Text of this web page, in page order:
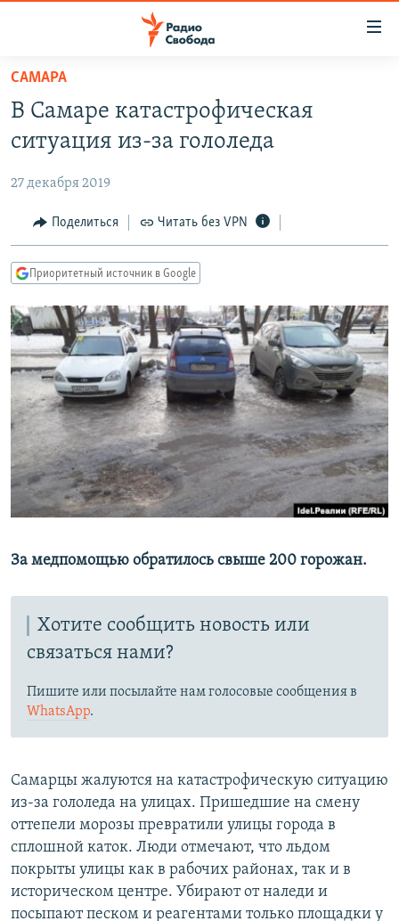
упрощенного
доступа
основному
Вернутся
главной
навигации
Вернутся
поиску
ПОДКАСТЫ
АВТОРСКИЕ ПРОЕКТЫ
ЦИТАТЫ СВОБОДЫ
МНЕНИЯ
IDEL.РЕАЛИИ
КАВКАЗ.РЕАЛИИ
СЕВЕР.РЕАЛИИ
СИБИРЬ.РЕАЛИИ
РАСПИСАНИЕ ВЕЩАНИЯ
ПОДПИШИТЕСЬ НА РАССЫЛКУ
СОЦИАЛЬНЫЕ СЕТИ
Все сайты РСЕ/РС
САМАРА
В Самаре катастрофическая
ситуация из-за гололеда
27 декабря 2019
Поделиться Читать без VPN
Приоритетный источник в Google
За медпомощью обратилось свыше 200 горожан.
Хотите сообщить новость или
связаться нами?
Пишите или посылайте нам голосовые сообщения в
WhatsApp.
Самарцы жалуются на катастрофическую ситуацию
из-за гололеда на улицах. Пришедшие на смену
оттепели морозы превратили улицы города в
сплошной каток. Люди отмечают, что льдом
покрыты улицы как в рабочих районах, так и в
историческом центре. Убирают от наледи и
посыпают песком и реагентами только площадки у